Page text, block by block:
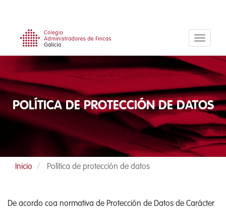
principal
POLÍTICA DE PROTECCIÓN DE DATOS
Inicio Política de protección de datos
De acordo coa normativa de Protección de Datos de Carácter